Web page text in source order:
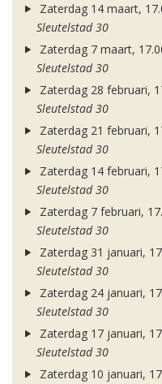
Zaterdag 14 maart,
Sleutelstad 30
Zaterdag 7 maart,
Sleutelstad 30
Zaterdag 28 februari,
Sleutelstad 30
Zaterdag 21 februari,
Sleutelstad 30
Zaterdag 14 februari,
Sleutelstad 30
Zaterdag 7 februari,
Sleutelstad 30
Zaterdag 31 januari,
Sleutelstad 30
Zaterdag 24 januari,
Sleutelstad 30
Zaterdag 17 januari,
Sleutelstad 30
Zaterdag 10 januari,